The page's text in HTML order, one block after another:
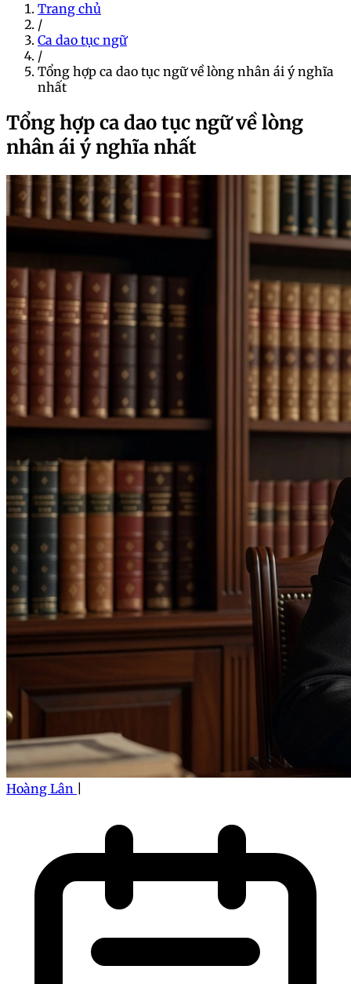
Trang chủ
/
Ca dao tục ngữ
/
Tổng hợp ca dao tục ngữ về lòng nhân ái ý nghĩa
nhất
Tổng hợp ca dao tục ngữ về lòng
nhân ái ý nghĩa nhất
Hoàng Lân